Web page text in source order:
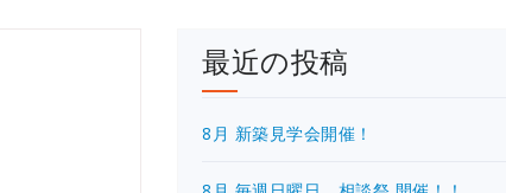
最近の投稿
8月 新築見学会開催！